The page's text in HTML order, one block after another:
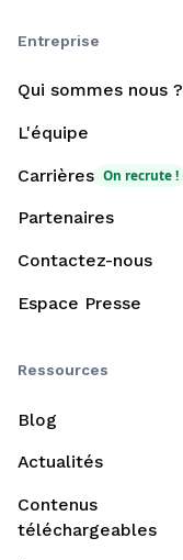
Entreprise
Qui sommes nous ?
L'équipe
Carrières On recrute !
Partenaires
Contactez-nous
Espace Presse
Ressources
Blog
Actualités
Contenus
téléchargeables